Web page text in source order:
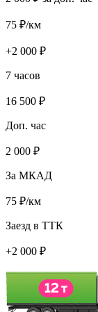
75 ₽/км
+2 000 ₽
7 часов
16 500 ₽
Доп. час
2 000 ₽
За МКАД
75 ₽/км
Заезд в ТТК
+2 000 ₽